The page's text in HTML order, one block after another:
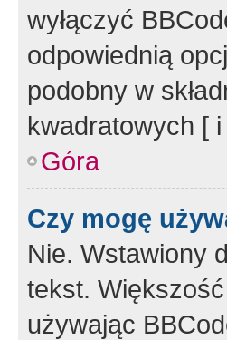
wyłączyć
odpowiednią
podobny w
kwadratowych [
Góra
Czy mogę
Nie. Wstawiony
tekst.
używając